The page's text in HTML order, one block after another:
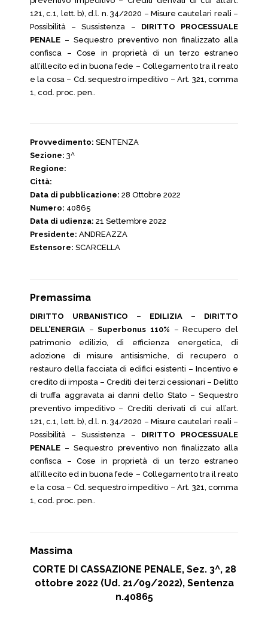
121, c.1, lett. b), d.l. n. 34/2020 – Misure cautelari reali –
Possibilità – Sussistenza – DIRITTO PROCESSUALE
PENALE – Sequestro preventivo non finalizzato alla
confisca – Cose in proprietà di un terzo estraneo
all’illecito ed in buona fede – Collegamento tra il reato
e la cosa – Cd. sequestro impeditivo – Art. 321, comma
1, cod. proc. pen..
Provvedimento: SENTENZA
Sezione: 3^
Regione:
Città:
Data di pubblicazione: 28 Ottobre 2022
Numero: 40865
Data di udienza: 21 Settembre 2022
Presidente: ANDREAZZA
Estensore: SCARCELLA
Premassima
DIRITTO URBANISTICO – EDILIZIA – DIRITTO
DELL’ENERGIA –Superbonus 110% – Recupero del
patrimonio edilizio, di efficienza energetica, di
adozione di misure antisismiche, di recupero o
restauro della facciata di edifici esistenti – Incentivo e
credito di imposta – Crediti dei terzi cessionari – Delitto
di truffa aggravata ai danni dello Stato – Sequestro
preventivo impeditivo – Crediti derivati di cui all’art.
121, c.1, lett. b), d.l. n. 34/2020 – Misure cautelari reali –
Possibilità – Sussistenza – DIRITTO PROCESSUALE
PENALE – Sequestro preventivo non finalizzato alla
confisca – Cose in proprietà di un terzo estraneo
all’illecito ed in buona fede – Collegamento tra il reato
e la cosa – Cd. sequestro impeditivo – Art. 321, comma
1, cod. proc. pen..
Massima
CORTE DI CASSAZIONE PENALE, Sez. 3^, 28
ottobre 2022 (Ud. 21/09/2022), Sentenza
n.40865